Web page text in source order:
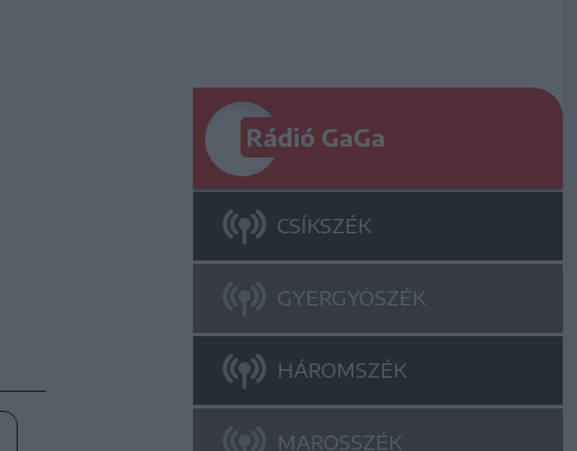
Rádió GaGa
CSÍKSZÉK
GYERGYÓSZÉK
HÁROMSZÉK
MAROSSZÉK